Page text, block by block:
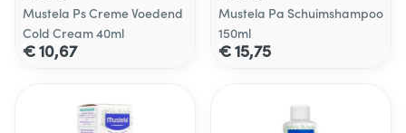
Mustela Ps Creme Voedend
Cold Cream 40ml
€ 10,67
Mustela Pa Schuimshampoo
150ml
€ 15,75